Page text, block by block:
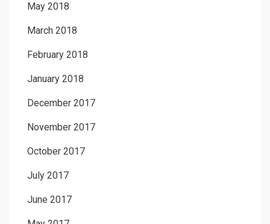
May 2018
March 2018
February 2018
January 2018
December 2017
November 2017
October 2017
July 2017
June 2017